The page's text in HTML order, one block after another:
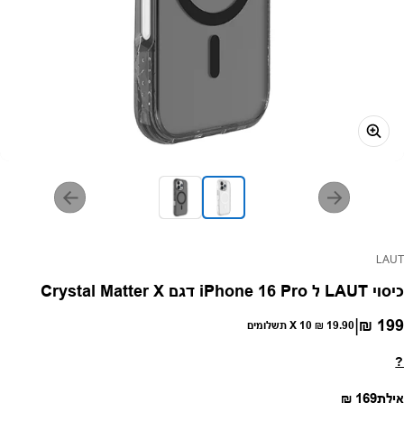
ספק:
LAUT
כיסוי LAUT ל iPhone 16 Pro דגם Crystal Matter X
מחיר רגיל
199 ₪
|
19.90 ₪ X 10 תשלומים
?
אילתמחיר רגיל
169 ₪